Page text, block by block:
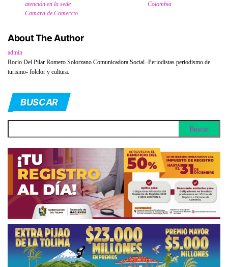
atención en la sede
Camara de Comercio
Colombia
About The Author
admin
Rocio Del Pilar Romero Solorzano Comunicadora Social -Periodistas periodismo de
turismo- folclor y cultura.
BUSCAR